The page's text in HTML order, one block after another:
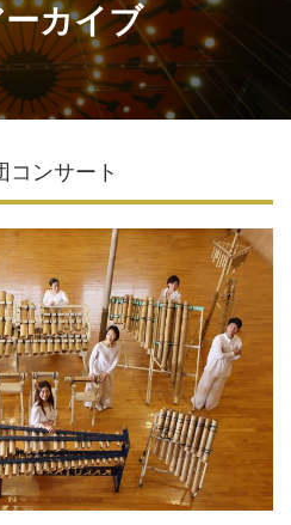
カイブ
コンサート